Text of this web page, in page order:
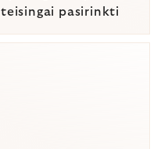
teisingai pasirinkti